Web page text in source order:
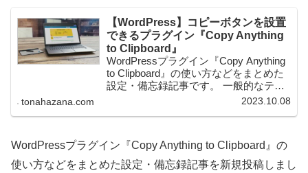
【WordPress】コピーボタンを設置
できるプラグイン『Copy Anything
to Clipboard』
WordPressプラグイン『Copy Anything
to Clipboard』の使い方などをまとめた
設定・備忘録記事です。 一般的なテキ
スト、プログラミングのコード、
tonahazana.com 2023.10.08
WordPressプラグイン『Copy Anything to Clipboard』の
使い方などをまとめた設定・備忘録記事を新規投稿しまし